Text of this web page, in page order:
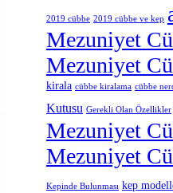
2019 cübbe 2019 cübbe ve kep
Mezuniyet
Mezuniyet
kirala cübbe kiralama cübbe
Kutusu Gerekli Olan Özellikler
Mezuniyet
Mezuniyet
Kepinde Bulunması kep